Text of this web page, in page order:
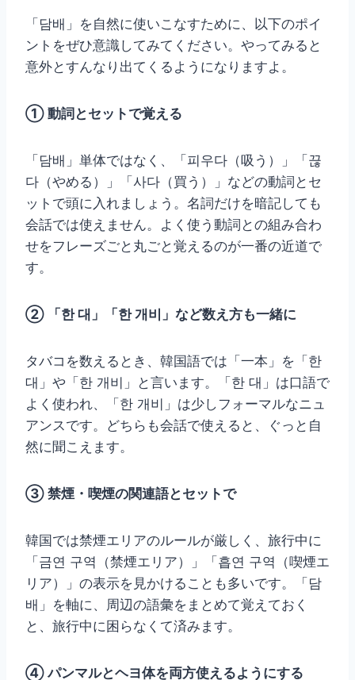
「담배」を自然に使いこなすために、以下のポイ
ントをぜひ意識してみてください。やってみると
意外とすんなり出てくるようになりますよ。
① 動詞とセットで覚える
「담배」単体ではなく、「피우다（吸う）」「끊
다（やめる）」「사다（買う）」などの動詞とセ
ットで頭に入れましょう。名詞だけを暗記しても
会話では使えません。よく使う動詞との組み合わ
せをフレーズごと丸ごと覚えるのが一番の近道で
す。
② 「한 대」「한 개비」など数え方も一緒に
タバコを数えるとき、韓国語では「一本」を「한
대」や「한 개비」と言います。「한 대」は口語で
よく使われ、「한 개비」は少しフォーマルなニュ
アンスです。どちらも会話で使えると、ぐっと自
然に聞こえます。
③ 禁煙・喫煙の関連語とセットで
韓国では禁煙エリアのルールが厳しく、旅行中に
「금연 구역（禁煙エリア）」「흡연 구역（喫煙エ
リア）」の表示を見かけることも多いです。「담
배」を軸に、周辺の語彙をまとめて覚えておく
と、旅行中に困らなくて済みます。
④ パンマルとヘヨ体を両方使えるようにする